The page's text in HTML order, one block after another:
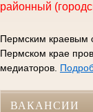
районный
Пермским краевым
Пермском крае
медиаторов.
ВАКАНСИИ